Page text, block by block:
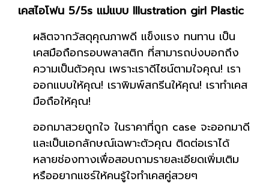
เคสไอโฟน 5/5s แม่แบบ Illustration girl Plastic
ผลิตจากวัสดุคุณภาพดี แข็งแรง ทนทาน เป็น
เคสมือถือกรอบพลาสติก ที่สามารถบ่งบอกถึง
ความเป็นตัวคุณ เพราะเราดีไซน์ตามใจคุณ! เรา
ออกแบบให้คุณ! เราพิมพ์สกรีนให้คุณ! เราทำเคส
มือถือให้คุณ!
ออกมาสวยถูกใจ ในราคาที่ถูก case จะออกมาดี
และเป็นเอกลักษณ์เฉพาะตัวคุณ ติดต่อเราได้
หลายช่องทางเพื่อสอบถามรายละเอียดเพิ่มเติม
หรืออยากแชร์ให้คนรู้ใจทำเคสคู่สวยๆ